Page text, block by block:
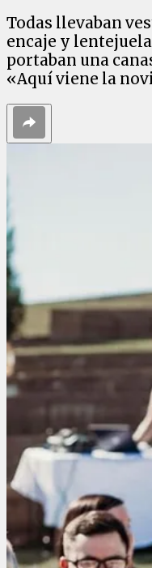
Todas llevaban
encaje y
portaban una
«Aquí viene la